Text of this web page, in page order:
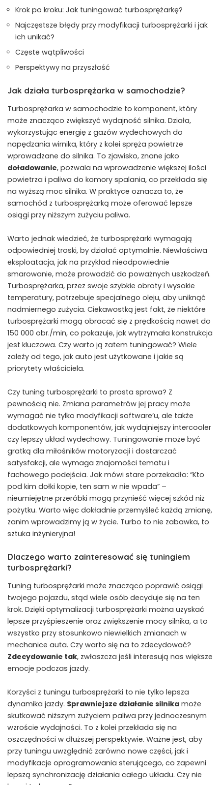
Krok po kroku: Jak tuningować turbosprężarkę?
Najczęstsze błędy przy modyfikacji turbosprężarki i jak ​
ich unikać?
Częste wątpliwości
Perspektywy na przyszłość
Jak ​działa turbosprężarka w samochodzie?
Turbosprężarka w samochodzie to komponent, który
może znacząco zwiększyć wydajność⁢ silnika. Działa,
wykorzystując ‌energię z gazów wydechowych do
napędzania wirnika, który z kolei spręża powietrze
wprowadzane⁣ do silnika. To zjawisko, znane jako
doładowanie, pozwala na wprowadzenie większej ilości⁢
powietrza ‍i paliwa do komory spalania, co przekłada się
na wyższą moc silnika. W praktyce oznacza to, że
samochód ‍z turbosprężarką może oferować​ lepsze
⁢osiągi przy niższym zużyciu paliwa.
Warto jednak wiedzieć, że turbosprężarki wymagają
odpowiedniej troski, by działać optymalnie. Niewłaściwa
eksploatacja, jak na przykład nieodpowiednie
smarowanie, może prowadzić do poważnych uszkodzeń.
Turbosprężarka, przez swoje szybkie⁢ obroty i wysokie
temperatury, potrzebuje specjalnego oleju, aby uniknąć
nadmiernego zużycia. Ciekawostką jest fakt, że niektóre
turbosprężarki mogą obracać ​się z prędkością nawet do
150 000 obr./min, co ⁢pokazuje, jak wytrzymała konstrukcja
jest ‍kluczowa. Czy warto ją zatem tuningować? Wiele
zależy od tego, jak auto jest użytkowane i jakie są
‍priorytety właściciela.
Czy ⁢tuning turbosprężarki to prosta sprawa? Z
pewnością nie. Zmiana parametrów jej pracy może
wymagać nie tylko modyfikacji ⁤software’u, ale także
dodatkowych komponentów, jak wydajniejszy intercooler
‍czy‍ lepszy układ‍ wydechowy. Tuningowanie ‍może⁤ być
gratką dla miłośników motoryzacji i dostarczać⁢
satysfakcji, ale wymaga ⁤znajomości tematu i
⁣fachowego podejścia. Jak mówi stare porzekadło: “Kto
pod ⁤kim dołki kopie, ten sam w nie‌ wpada” –
‍nieumiejętne przeróbki mogą przynieść więcej szkód niż
pożytku. Warto więc‌ dokładnie przemyśleć każdą zmianę,
zanim wprowadzimy ją w życie. Turbo to nie zabawka, to
sztuka inżynieryjna!
Dlaczego ‍warto zainteresować się tuningiem
turbosprężarki?
Tuning turbosprężarki może znacząco poprawić osiągi
twojego pojazdu, ‌stąd wiele osób decyduje się na ten
⁣krok. Dzięki optymalizacji turbosprężarki można uzyskać
lepsze przyśpieszenie oraz zwiększenie mocy silnika, a to
wszystko przy stosunkowo ​niewielkich zmianach w
mechanice auta. Czy warto​ się na to zdecydować?
Zdecydowanie tak, zwłaszcza⁤ jeśli⁢ interesują nas większe
emocje podczas jazdy.
Korzyści z tuningu turbosprężarki to nie tylko lepsza
dynamika ‌jazdy. Sprawniejsze⁢ działanie silnika może
skutkować niższym zużyciem paliwa przy jednoczesnym
wzroście wydajności.⁤ To z kolei przekłada się na
oszczędności w dłuższej perspektywie. Ważne jest, aby
przy‌ tuningu uwzględnić zarówno nowe części, jak ‍i⁣
modyfikacje oprogramowania⁤ sterującego, co zapewni
‌lepszą synchronizację działania całego układu. Czy nie